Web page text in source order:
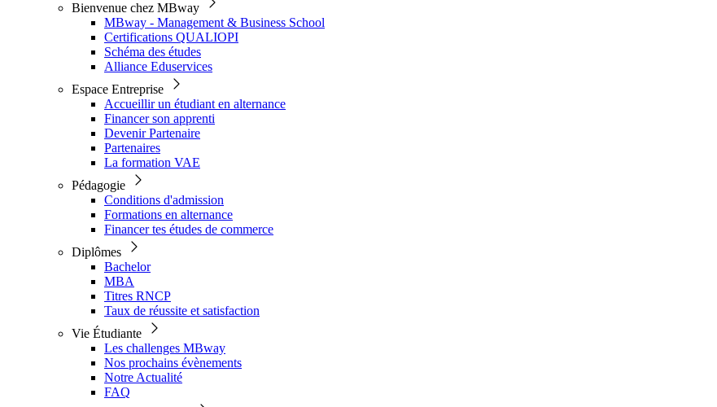
Bienvenue chez MBway
MBway - Management & Business School
Certifications QUALIOPI
Schéma des études
Alliance Eduservices
Espace Entreprise
Accueillir un étudiant en alternance
Financer son apprenti
Devenir Partenaire
Partenaires
La formation VAE
Pédagogie
Conditions d'admission
Formations en alternance
Financer tes études de commerce
Diplômes
Bachelor
MBA
Titres RNCP
Taux de réussite et satisfaction
Vie Étudiante
Les challenges MBway
Nos prochains évènements
Notre Actualité
FAQ